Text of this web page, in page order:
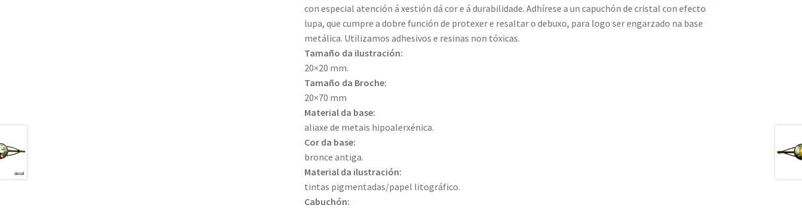
con especial atención á xestión dá cor e á durabilidade. Adhírese a un capuchón de cristal con efecto
lupa, que cumpre a dobre función de protexer e resaltar o debuxo, para logo ser engarzado na base
metálica. Utilizamos adhesivos e resinas non tóxicas.
Tamaño da ilustración:
20×20 mm.
Tamaño da Broche:
20×70 mm
Material da base:
aliaxe de metais hipoalerxénica.
Cor da base:
bronce antiga.
Material da ilustración:
tintas pigmentadas/papel litográfico.
Cabuchón: